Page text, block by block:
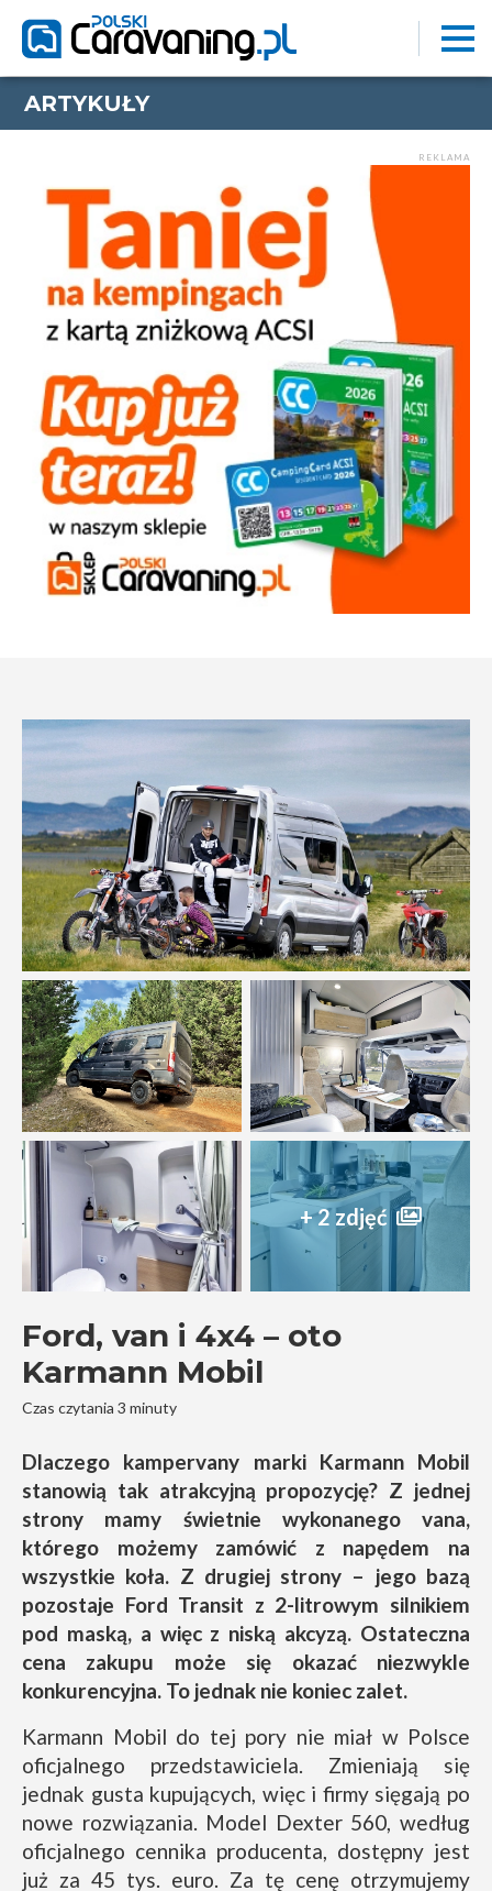
ARTYKUŁY
REKLAMA
+ 2 zdjęć
Ford, van i 4x4 – oto
Karmann Mobil
Czas czytania 3 minuty
Dlaczego kampervany marki Karmann Mobil
stanowią tak atrakcyjną propozycję? Z jednej
strony mamy świetnie wykonanego vana,
którego możemy zamówić z napędem na
wszystkie koła. Z drugiej strony – jego bazą
pozostaje Ford Transit z 2-litrowym silnikiem
pod maską, a więc z niską akcyzą. Ostateczna
cena zakupu może się okazać niezwykle
konkurencyjna. To jednak nie koniec zalet.
Karmann Mobil do tej pory nie miał w Polsce
oficjalnego przedstawiciela. Zmieniają się
jednak gusta kupujących, więc i firmy sięgają po
nowe rozwiązania. Model Dexter 560, według
oficjalnego cennika producenta, dostępny jest
już za 45 tys. euro. Za tę cenę otrzymujemy